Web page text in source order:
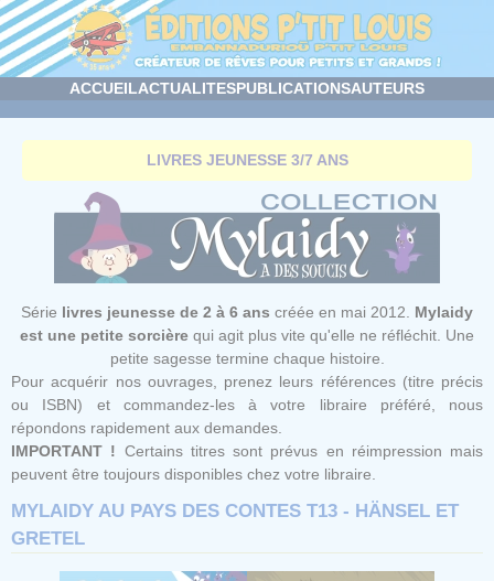
ACCUEILACTUALITESPUBLICATIONSAUTEURS
LIVRES JEUNESSE 3/7 ANS
Série livres jeunesse de 2 à 6 ans créée en mai 2012. Mylaidy
est une petite sorcière qui agit plus vite qu'elle ne réfléchit. Une
petite sagesse termine chaque histoire.
Pour acquérir nos ouvrages, prenez leurs références (titre précis
ou ISBN) et commandez-les à votre libraire préféré, nous
répondons rapidement aux demandes.
IMPORTANT ! Certains titres sont prévus en réimpression mais
peuvent être toujours disponibles chez votre libraire.
MYLAIDY AU PAYS DES CONTES T13 - HÄNSEL ET
GRETEL
Panneau de gestion des cookies